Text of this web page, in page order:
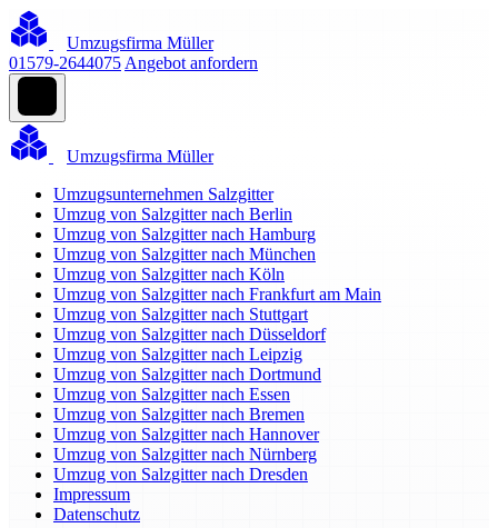
Umzugsfirma Müller
01579-2644075 Angebot anfordern
Umzugsfirma Müller
Umzugsunternehmen Salzgitter
Umzug von Salzgitter nach Berlin
Umzug von Salzgitter nach Hamburg
Umzug von Salzgitter nach München
Umzug von Salzgitter nach Köln
Umzug von Salzgitter nach Frankfurt am Main
Umzug von Salzgitter nach Stuttgart
Umzug von Salzgitter nach Düsseldorf
Umzug von Salzgitter nach Leipzig
Umzug von Salzgitter nach Dortmund
Umzug von Salzgitter nach Essen
Umzug von Salzgitter nach Bremen
Umzug von Salzgitter nach Hannover
Umzug von Salzgitter nach Nürnberg
Umzug von Salzgitter nach Dresden
Impressum
Datenschutz